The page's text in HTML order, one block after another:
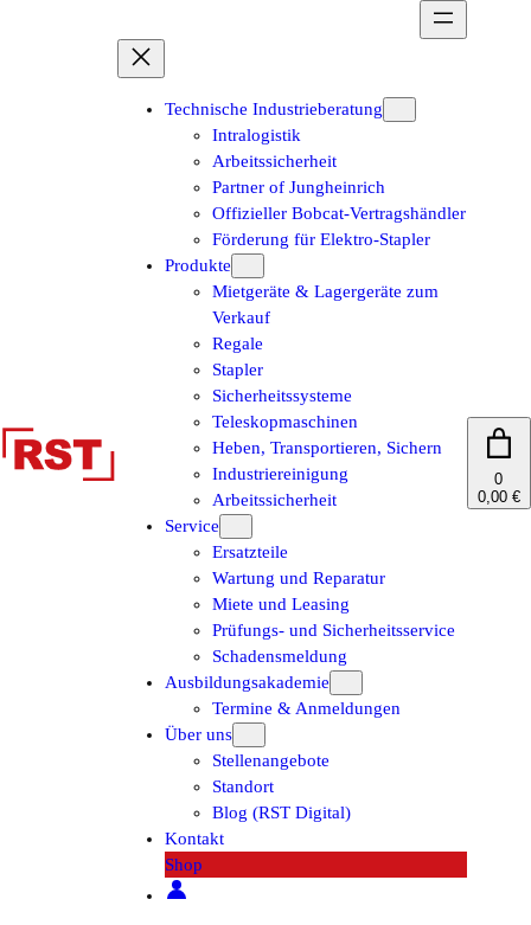
Technische Industrieberatung
Intralogistik
Arbeitssicherheit
Partner of Jungheinrich
Offizieller Bobcat-Vertragshändler
Förderung für Elektro-Stapler
Produkte
Mietgeräte & Lagergeräte zum
Verkauf
Regale
Stapler
Sicherheitssysteme
Teleskopmaschinen
Heben, Transportieren, Sichern
Industriereinigung
Arbeitssicherheit
Service
Ersatzteile
Wartung und Reparatur
Miete und Leasing
Prüfungs- und Sicherheitsservice
Schadensmeldung
Ausbildungsakademie
Termine & Anmeldungen
Über uns
Stellenangebote
Standort
Blog (RST Digital)
Kontakt
Shop
0
0,00 €